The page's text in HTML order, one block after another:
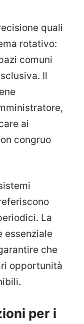
quali
rotativo:
comuni
Il
ai
congruo
La
essenziale
che
opportunità
per i